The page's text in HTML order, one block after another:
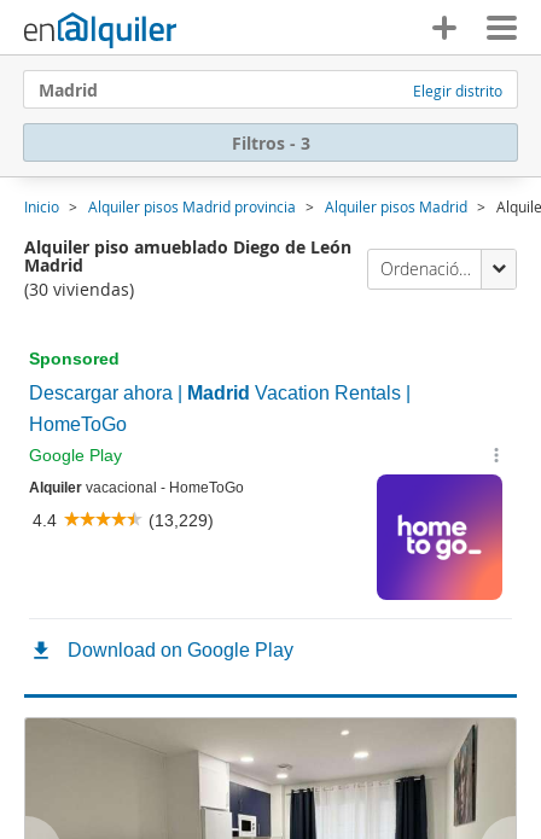
Madrid Elegir distrito
Filtros - 3
Inicio Alquiler pisos Madrid provincia Alquiler pisos Madrid
Alquiler piso amueblado Diego de León
Madrid
(30 viviendas)
Ordenación Enalquiler